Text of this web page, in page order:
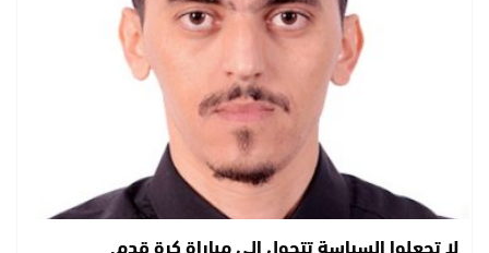
لا تجعلوا السياسة تتحول إلى مباراة كرة قدم.